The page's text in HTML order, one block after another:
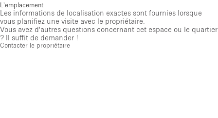
L'emplacement
Les informations de localisation exactes sont fournies lorsque
vous planifiez une visite avec le propriétaire.
Vous avez d'autres questions concernant cet espace ou le quartier
? Il suffit de demander !
Contacter le propriétaire